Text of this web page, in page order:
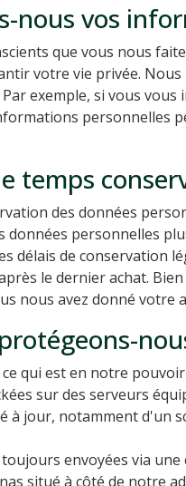
nous vos
que vous nous
votre vie privée.
Par exemple, si vous
personnelles
temps
des données
données personnelles
délais de conservation
le dernier achat.
nous avez donné votre
qui est en notre
sur des serveurs
à jour, notamment d'un
envoyées via
situé à côté de notre